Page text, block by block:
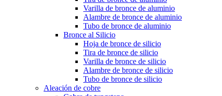
Varilla de bronce de aluminio
Alambre de bronce de aluminio
Tubo de bronce de aluminio
Bronce al Silicio
Hoja de bronce de silicio
Tira de bronce de silicio
Varilla de bronce de silicio
Alambre de bronce de silicio
Tubo de bronce de silicio
Aleación de cobre